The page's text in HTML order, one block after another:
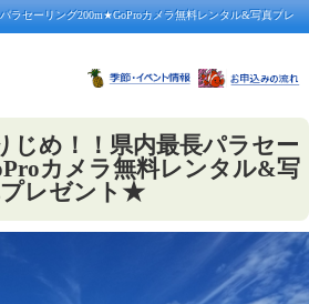
ラセーリング200m★GoProカメラ無料レンタル&写真プレ
じめ！！県内最長パラセー
カメラ無料レンタル&写
レゼント★